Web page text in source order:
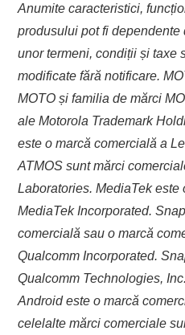
Anumite caracteristici,
produsului pot fi dependente
unor termeni, condiții și taxe
modificate fără notificare.
MOTO și familia de mărci
ale Motorola Trademark
este o marcă comercială a
ATMOS sunt mărci
Laboratories. MediaTek este
MediaTek Incorporated.
comercială sau o marcă
Qualcomm Incorporated.
Qualcomm Technologies,
Android este o marcă
celelalte mărci comerciale